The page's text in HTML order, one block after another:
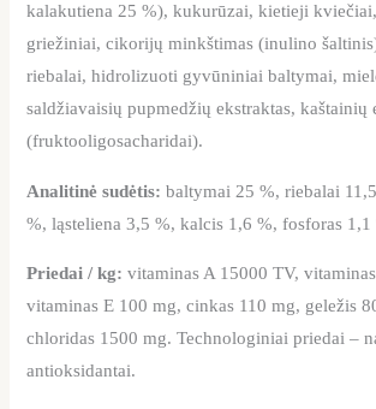
kalakutiena 25 %), kukurūzai, kietieji
griežiniai, cikorijų minkštimas (inulino
riebalai, hidrolizuoti gyvūniniai baltymai,
saldžiavaisių pupmedžių ekstraktas, kaštainių
(fruktooligosacharidai).
Analitinė sudėtis: baltymai 25 %, riebalai
%, ląsteliena 3,5 %, kalcis 1,6 %, fosforas 1,1
Priedai / kg: vitaminas A 15000 TV,
vitaminas E 100 mg, cinkas 110 mg, geležis
chloridas 1500 mg. Technologiniai priedai –
antioksidantai.